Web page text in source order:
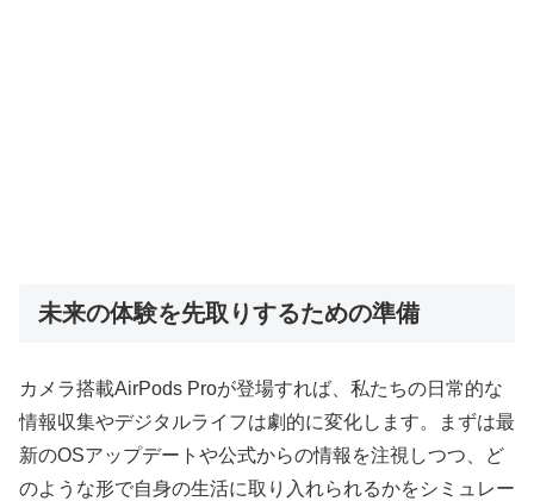
未来の体験を先取りするための準備
カメラ搭載AirPods Proが登場すれば、私たちの日常的な
情報収集やデジタルライフは劇的に変化します。まずは最
新のOSアップデートや公式からの情報を注視しつつ、ど
のような形で自身の生活に取り入れられるかをシミュレー